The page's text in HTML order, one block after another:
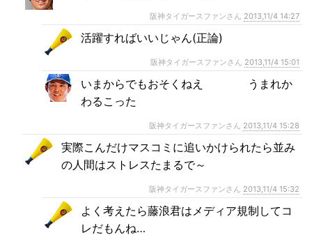
阪神タイガースファンさん 2013,11/4 14:27
活躍すればいいじゃん(正論)
阪神タイガースファンさん 2013,11/4 15:01
いまからでもおそくねえ うまれか
わるこった
阪神タイガースファンさん 2013,11/4 15:28
実際こんだけマスコミに追いかけられたら並み
の人間はストレスたまるで～
阪神タイガースファンさん 2013,11/4 15:32
よく考えたら藤浪君はメディア規制してコ
レだもんね…